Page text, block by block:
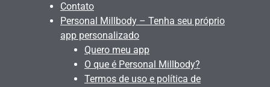
Contato
Personal Millbody – Tenha seu próprio
app personalizado
Quero meu app
O que é Personal Millbody?
Termos de uso e política de